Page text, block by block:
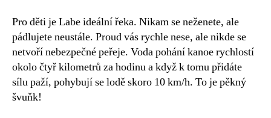
Pro děti je Labe ideální řeka. Nikam se neženete, ale
pádlujete neustále. Proud vás rychle nese, ale nikde se
netvoří nebezpečné peřeje. Voda pohání kanoe rychlostí
okolo čtyř kilometrů za hodinu a když k tomu přidáte
sílu paží, pohybují se lodě skoro 10 km/h. To je pěkný
švuňk!